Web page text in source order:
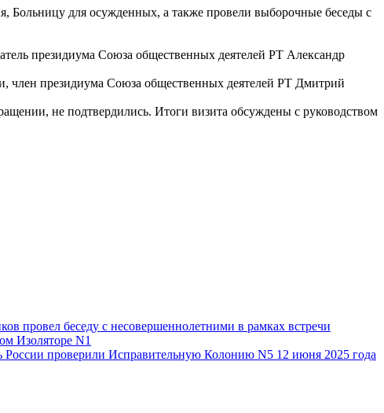
для осужденных, а также провели выборочные беседы с
президиума Союза общественных деятелей РТ Александр
президиума Союза общественных деятелей РТ Дмитрий
не подтвердились. Итоги визита обсуждены с руководством
провел беседу с несовершеннолетними в рамках встречи
Изоляторе N1
проверили Исправительную Колонию N5 12 июня 2025 года